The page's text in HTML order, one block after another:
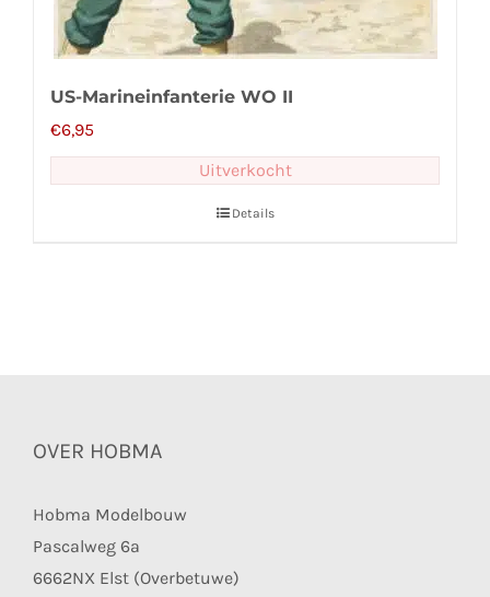
US-Marineinfanterie WO II
€6,95
Uitverkocht
Details
OVER HOBMA
Hobma Modelbouw
Pascalweg 6a
6662NX Elst (Overbetuwe)